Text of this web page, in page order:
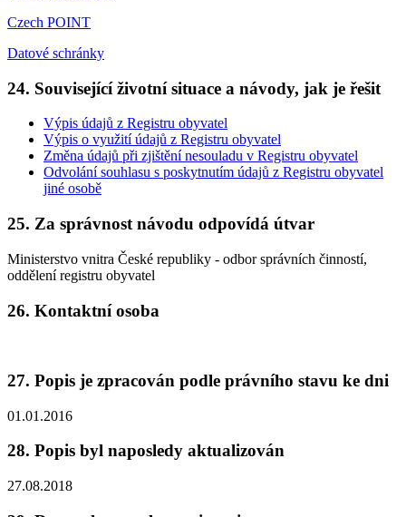
Czech POINT
Datové schránky
24. Související životní situace a návody, jak je řešit
Výpis údajů z Registru obyvatel
Výpis o využití údajů z Registru obyvatel
Změna údajů při zjištění nesouladu v Registru obyvatel
Odvolání souhlasu s poskytnutím údajů z Registru obyvatel
jiné osobě
25. Za správnost návodu odpovídá útvar
Ministerstvo vnitra České republiky - odbor správních činností,
oddělení registru obyvatel
26. Kontaktní osoba
27. Popis je zpracován podle právního stavu ke dni
01.01.2016
28. Popis byl naposledy aktualizován
27.08.2018